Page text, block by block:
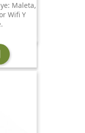
Maleta,
Wifi Y